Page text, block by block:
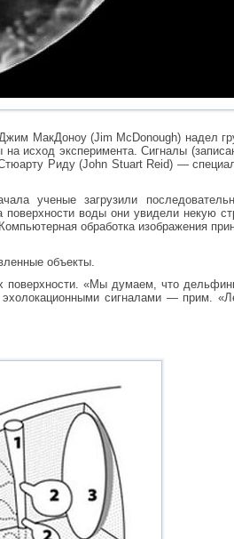
МакДоноу (Jim McDonough) надел
исход эксперимента. Сигналы
Риду (John Stuart Reid) —
ученые загрузили
воды они увидели некую
обработка изображения
объекты.
поверхности. «Мы думаем, что
сигналами — прим.